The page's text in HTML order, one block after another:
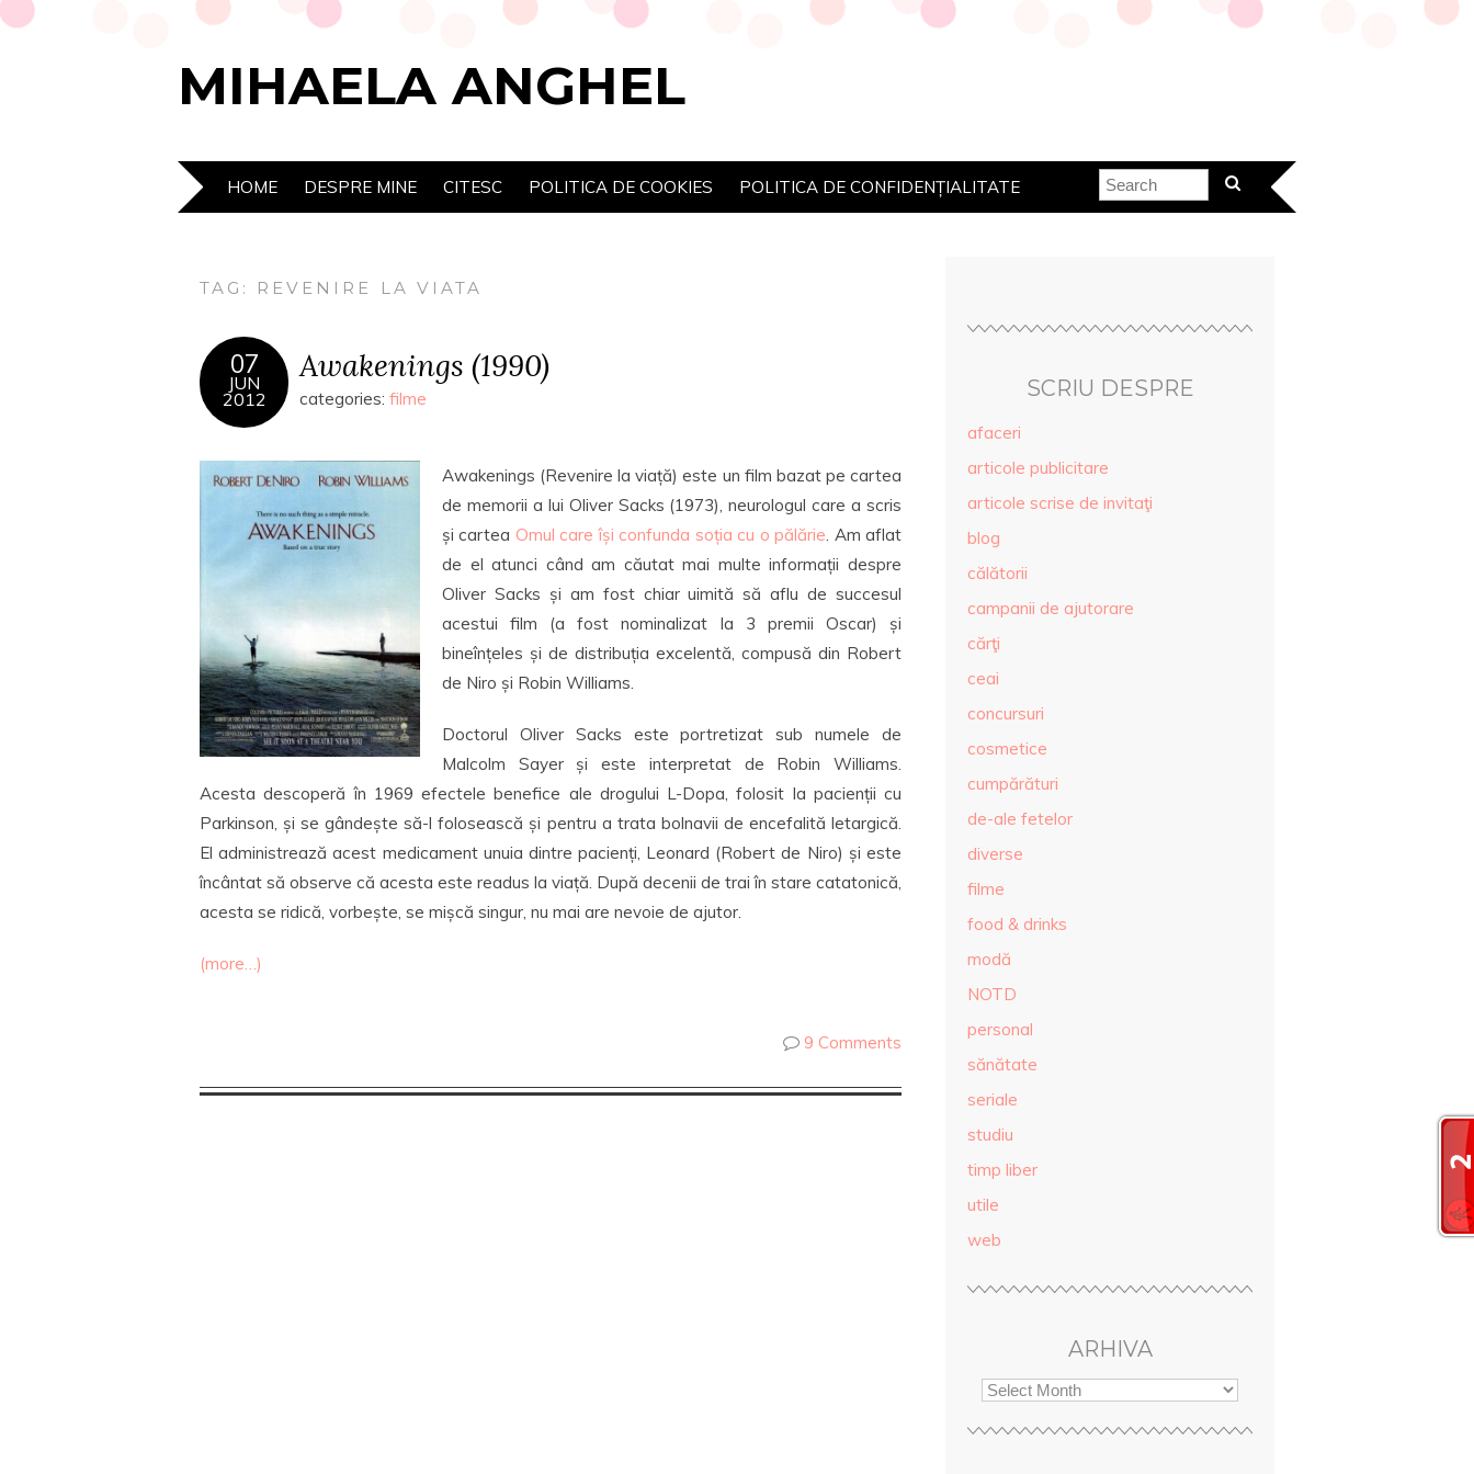
MIHAELA ANGHEL
HOME DESPRE MINE CITESC POLITICA DE COOKIES POLITICA DE CONFIDENȚIALITATE
TAG: REVENIRE LA VIATA
07
JUN
2012
Awakenings (1990)
categories: filme
Awakenings (Revenire la viață) este un film bazat pe cartea
de memorii a lui Oliver Sacks (1973), neurologul care a scris
și cartea Omul care își confunda soția cu o pălărie. Am aflat
de el atunci când am căutat mai multe informații despre
Oliver Sacks și am fost chiar uimită să aflu de succesul
acestui film (a fost nominalizat la 3 premii Oscar) și
bineînțeles și de distribuția excelentă, compusă din Robert
de Niro și Robin Williams.
Doctorul Oliver Sacks este portretizat sub numele de
Malcolm Sayer și este interpretat de Robin Williams.
Acesta descoperă în 1969 efectele benefice ale drogului L-Dopa, folosit la pacienții cu
Parkinson, și se gândește să-l folosească și pentru a trata bolnavii de encefalită letargică.
El administrează acest medicament unuia dintre pacienți, Leonard (Robert de Niro) și este
încântat să observe că acesta este readus la viață. După decenii de trai în stare catatonică,
acesta se ridică, vorbește, se mișcă singur, nu mai are nevoie de ajutor.
(more…)
9 Comments
SCRIU DESPRE
afaceri
articole publicitare
articole scrise de invitaţi
blog
călătorii
campanii de ajutorare
cărţi
ceai
concursuri
cosmetice
cumpărături
de-ale fetelor
diverse
filme
food & drinks
modă
NOTD
personal
sănătate
seriale
studiu
timp liber
utile
web
ARHIVA